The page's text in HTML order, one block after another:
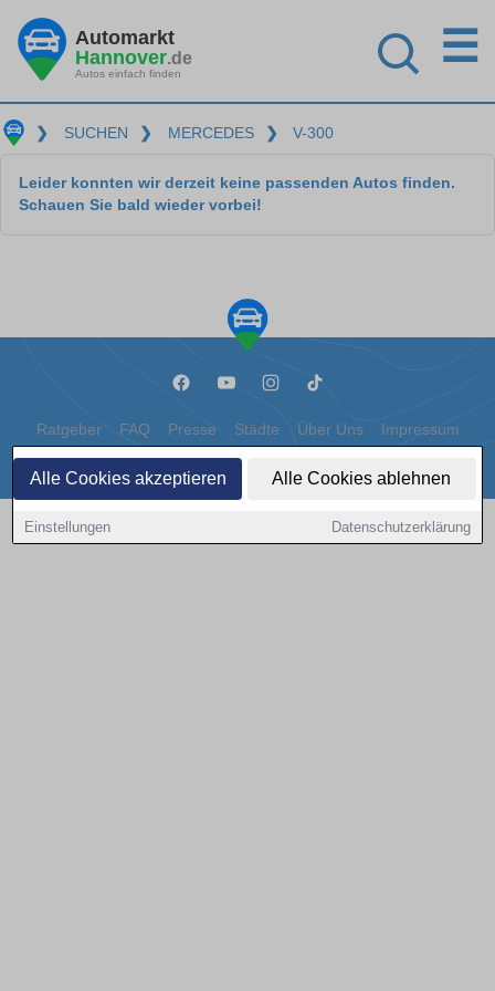
Alle Cookies akzeptieren Alle Cookies ablehnen
Einstellungen Datenschutzerklärung
Automarkt
Hannover.de
Autos einfach finden
☰
❯ SUCHEN ❯ MERCEDES ❯ V-300
Leider konnten wir derzeit keine passenden Autos finden.
Schauen Sie bald wieder vorbei!
Ratgeber FAQ Presse Städte Über Uns Impressum
Datenschutz Cookies
Copyright © 2000 - 2026 | 1A Infosysteme GmbH | Content by: 1a-sites-autos